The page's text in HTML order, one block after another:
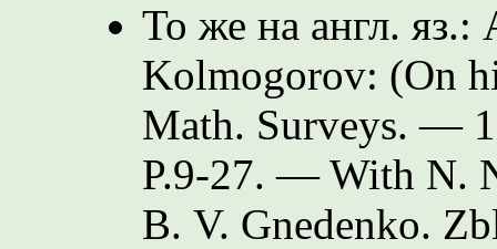
То же на англ.
Kolmogorov: (On
Math. Surveys. —
P.9-27. — With N.
B. V. Gnedenko.